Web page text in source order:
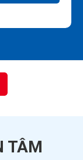
TÂM